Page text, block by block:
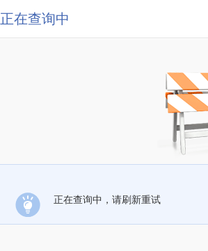
正在查询中
正在查询中，请刷新重试